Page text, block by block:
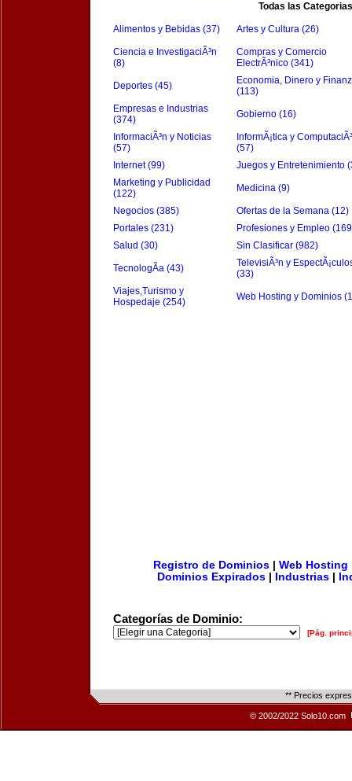
Todas las Categorias
Alimentos y Bebidas (37) Artes y Cultura (26)
Ciencia e InvestigaciÃ³n
(8)
Compras y Comercio
ElectrÃ³nico (341)
Deportes (45)
Economia, Dinero y
(113)
Empresas e Industrias
(374)
Gobierno (16)
InformaciÃ³n y Noticias
(57)
InformÃ¡tica y
(57)
Internet (99)
Juegos y Entretenimiento
Marketing y Publicidad
(122)
Medicina (9)
Negocios (385)
Ofertas de la Semana (12)
Portales (231)
Profesiones y Empleo
Salud (30)
Sin Clasificar (982)
TecnologÃ­a (43)
TelevisiÃ³n y
(33)
Viajes,Turismo y
Hospedaje (254)
Web Hosting y Dominios
Registro de Dominios| Web Hosting
Dominios Expirados
Industrias
Categorías de Dominio:
[Pág.
** Precios
© 2002/2022 Solo10.com